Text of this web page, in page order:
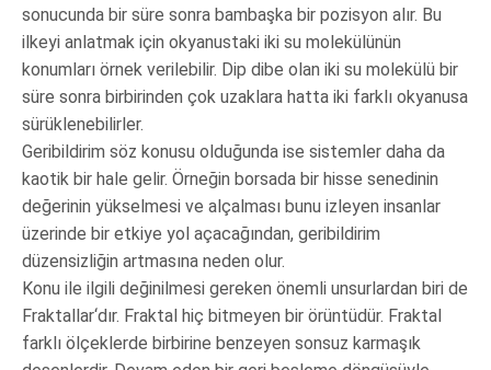
sonucunda bir süre sonra bambaşka bir pozisyon alır. Bu
ilkeyi anlatmak için okyanustaki iki su molekülünün
konumları örnek verilebilir. Dip dibe olan iki su molekülü bir
süre sonra birbirinden çok uzaklara hatta iki farklı okyanusa
sürüklenebilirler.
Geribildirim söz konusu olduğunda ise sistemler daha da
kaotik bir hale gelir. Örneğin borsada bir hisse senedinin
değerinin yükselmesi ve alçalması bunu izleyen insanlar
üzerinde bir etkiye yol açacağından, geribildirim
düzensizliğin artmasına neden olur.
Konu ile ilgili değinilmesi gereken önemli unsurlardan biri de
Fraktallar‘dır. Fraktal hiç bitmeyen bir örüntüdür. Fraktal
farklı ölçeklerde birbirine benzeyen sonsuz karmaşık